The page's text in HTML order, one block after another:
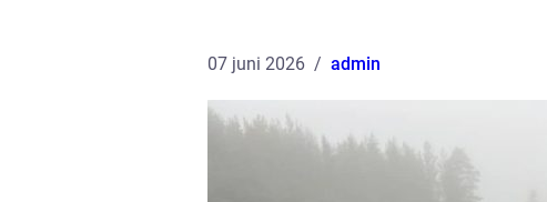
07 juni 2026 admin